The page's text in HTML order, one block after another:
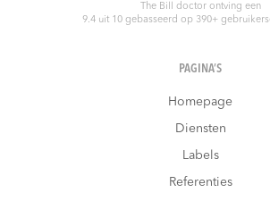
The Bill doctorontving een
9.4uit 10gebasseerd op 390+
PAGINA’S
Homepage
Diensten
Labels
Referenties